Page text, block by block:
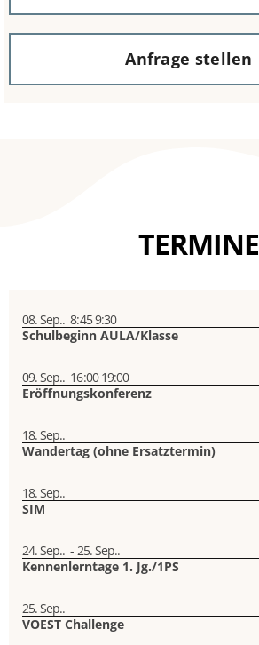
Anfrage stellen
TERMINE
08. Sep.. 8:459:30
Schulbeginn AULA/Klasse
09. Sep.. 16:0019:00
Eröffnungskonferenz
18. Sep..
Wandertag (ohne Ersatztermin)
18. Sep..
SIM
24. Sep.. - 25. Sep..
Kennenlerntage 1. Jg./1PS
25. Sep..
VOEST Challenge